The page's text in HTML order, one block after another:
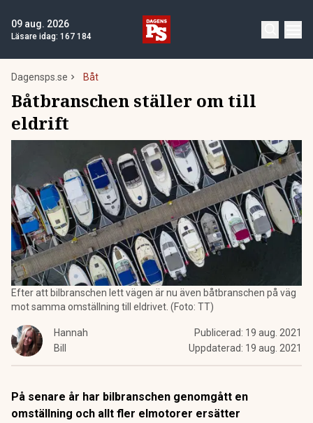
09 aug. 2026
Läsare idag: 167 184
Dagensps.se Båt
Båtbranschen ställer om till
eldrift
Efter att bilbranschen lett vägen är nu även båtbranschen på väg
mot samma omställning till eldrivet. (Foto: TT)
Hannah
Bill
Publicerad: 19 aug. 2021
Uppdaterad: 19 aug. 2021
På senare år har bilbranschen genomgått en
omställning och allt fler elmotorer ersätter